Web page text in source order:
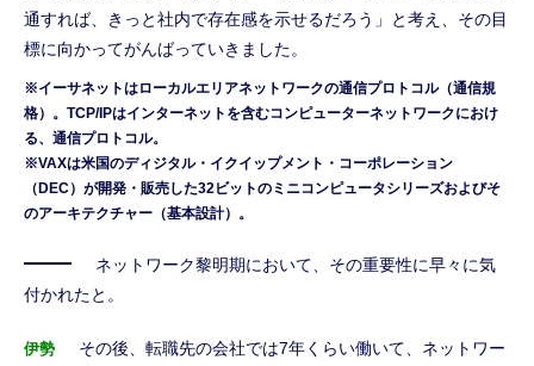
通すれば、きっと社内で存在感を示せるだろう」と考え、その目
標に向かってがんばっていきました。
※イーサネットはローカルエリアネットワークの通信プロトコル（通信規
格）。TCP/IPはインターネットを含むコンピューターネットワークにおけ
る、通信プロトコル。
※VAXは米国のディジタル・イクイップメント・コーポレーション
（DEC）が開発・販売した32ビットのミニコンピュータシリーズおよびそ
のアーキテクチャー（基本設計）。
ネットワーク黎明期において、その重要性に早々に気
付かれたと。
伊勢 その後、転職先の会社では7年くらい働いて、ネットワー